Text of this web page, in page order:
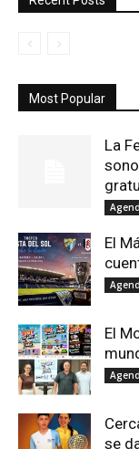
Most Popular
La
El
El
se